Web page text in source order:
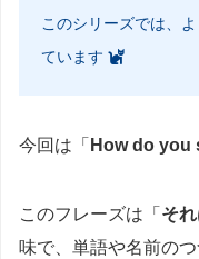
このシリーズでは、
ています
今回は「 How do you
このフレーズは「 そ
味で、単語や名前の